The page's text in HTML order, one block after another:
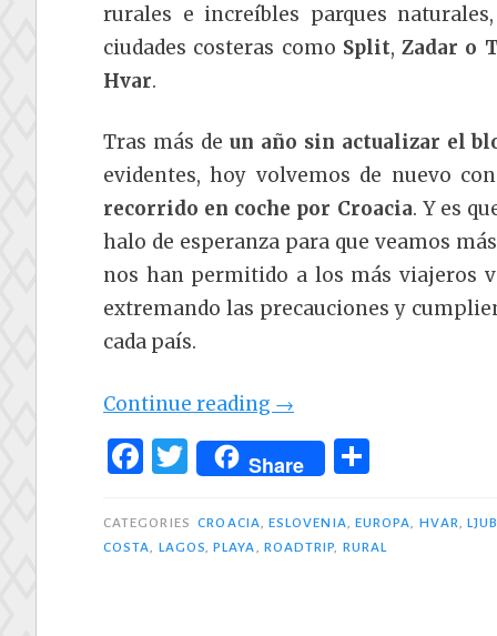
rurales e increíbles parques
ciudades costeras como Split,Zadar o
Hvar.
Tras más de un año sin actualizar el
evidentes, hoy volvemos de nuevo
recorrido en coche por Croacia. Y es
halo de esperanza para que veamos
nos han permitido a los más viajeros
extremando las precauciones y
cada país.
Continue reading «Roadtrip:
ruta
en
→
F
c
e
T
w
it
te
Share
m
p
CATEGORIES CROACIA, ESLOVENIA, EUROPA, HVAR,
COSTA, LAGOS,PLAYA, ROADTRIP, RURAL